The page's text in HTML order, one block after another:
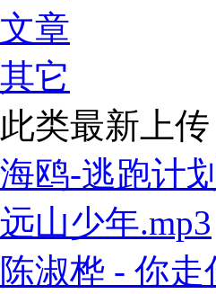
文章
其它
此类最新上传
海鸥-逃跑计
远山少年.mp3
陈淑桦 - 你走